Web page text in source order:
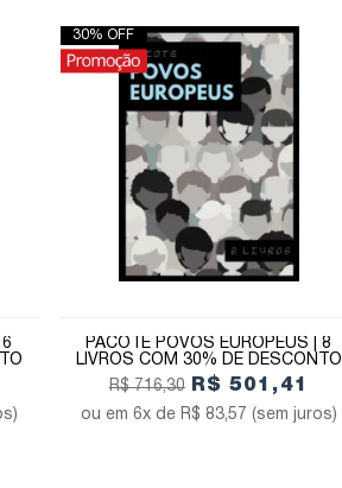
30% OFF
PACOTE POVOS EUROPEUS | 8
LIVROS COM 30% DE DESCONTO
R$ 716,30
R$ 501,41
6x de R$ 83,57 (sem juros)